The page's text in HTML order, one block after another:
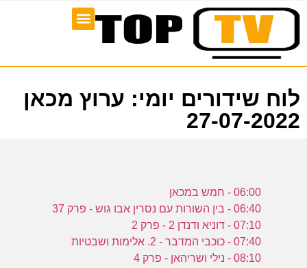
לוח שידורים יומי: ערוץ מכאן
27-07-2022
06:00 - חמש במכאן
06:40 - בין השורות עם נסרין אבו גוש - פרק 37
07:10 - דוניא ודנדן 2 - פרק 2
07:40 - כוכבי המדבר - 2. אלימות ושבטיות
08:10 - נילי ושריהאן - פרק 4